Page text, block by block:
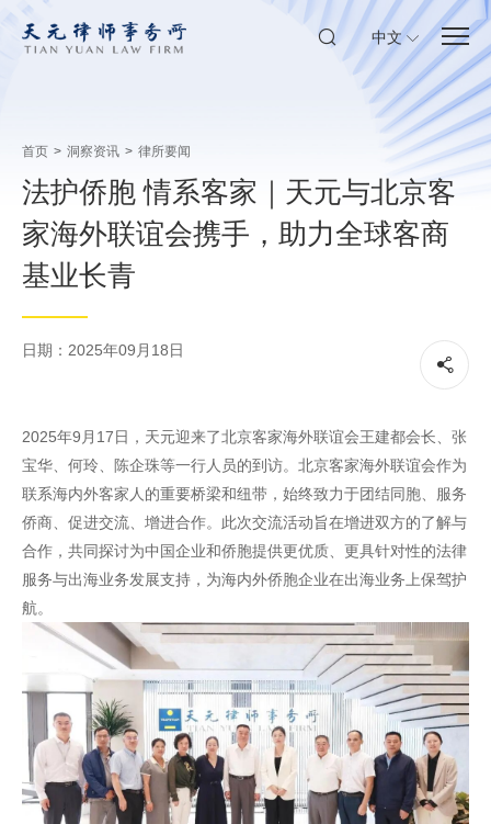
中文
首页 > 洞察资讯 > 律所要闻
法护侨胞 情系客家｜天元与北京客
家海外联谊会携手，助力全球客商
基业长青
日期：2025年09月18日
2025年9月17日，天元迎来了北京客家海外联谊会王建都会长、张
宝华、何玲、陈企珠等一行人员的到访。北京客家海外联谊会作为
联系海内外客家人的重要桥梁和纽带，始终致力于团结同胞、服务
侨商、促进交流、增进合作。此次交流活动旨在增进双方的了解与
合作，共同探讨为中国企业和侨胞提供更优质、更具针对性的法律
服务与出海业务发展支持，为海内外侨胞企业在出海业务上保驾护
航。